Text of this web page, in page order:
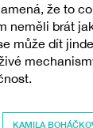
že to
neměli brát
může dít
KAMILA